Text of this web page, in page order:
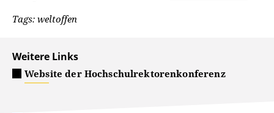
Tags: weltoffen
Weitere Links
Website der Hochschulrektorenkonferenz